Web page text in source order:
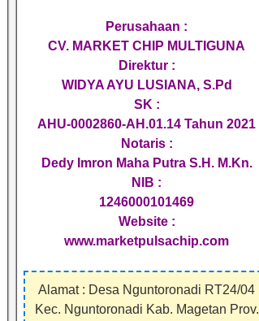
Perusahaan :
CV. MARKET CHIP MULTIGUNA
Direktur :
WIDYA AYU LUSIANA, S.Pd
SK :
AHU-0002860-AH.01.14 Tahun 2021
Notaris :
Dedy Imron Maha Putra S.H. M.Kn.
NIB :
1246000101469
Website :
www.marketpulsachip.com
Alamat : Desa Nguntoronadi RT24/04
Kec. Nguntoronadi Kab. Magetan Prov.